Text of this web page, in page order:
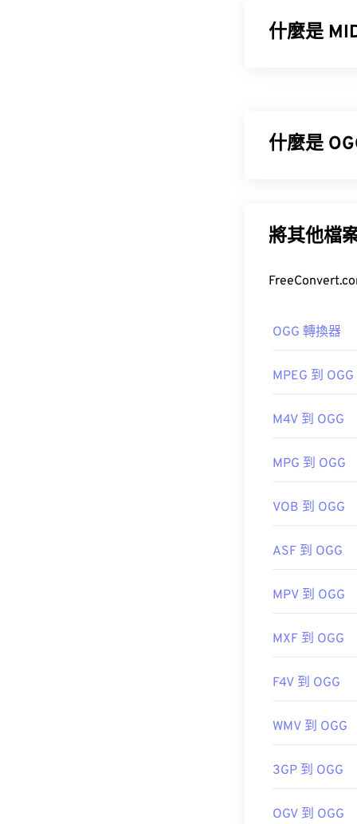
什麼是
式。
Musavig/
首次發布：
https://
https://
什麼是
包含元資料以
如何開啟
開啟 OGG 檔
金會
實用連結：
https://
將其他檔
OGG 轉換器
MPEG 到 OGG
M4V 到 OGG
MPG 到 OGG
VOB 到 OGG
ASF 到 OGG
MPV 到 OGG
MXF 到 OGG
F4V 到 OGG
WMV 到 OGG
3GP 到 OGG
OGV 到 OGG